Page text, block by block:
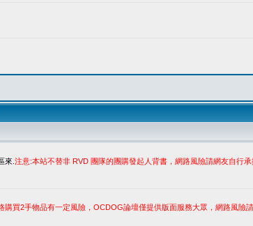
來. 注意:本站不替非 RVD 團隊的團購發起人背書，網路風險請網友自行
購買2手物品有一定風險，OCDOG論壇僅提供版面服務大眾，網路風險